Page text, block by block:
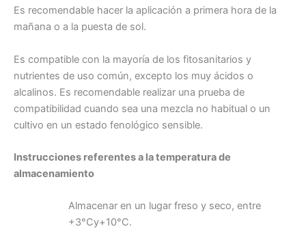
Es recomendable hacer la aplicación a primera hora de la
mañana o a la puesta de sol.
Es compatible con la mayoría de los fitosanitarios y
nutrientes de uso común, excepto los muy ácidos o
alcalinos. Es recomendable realizar una prueba de
compatibilidad cuando sea una mezcla no habitual o un
cultivo en un estado fenológico sensible.
Instrucciones referentes a la temperatura de
almacenamiento
Almacenar en un lugar freso y seco, entre
+3°Cy+10°C.